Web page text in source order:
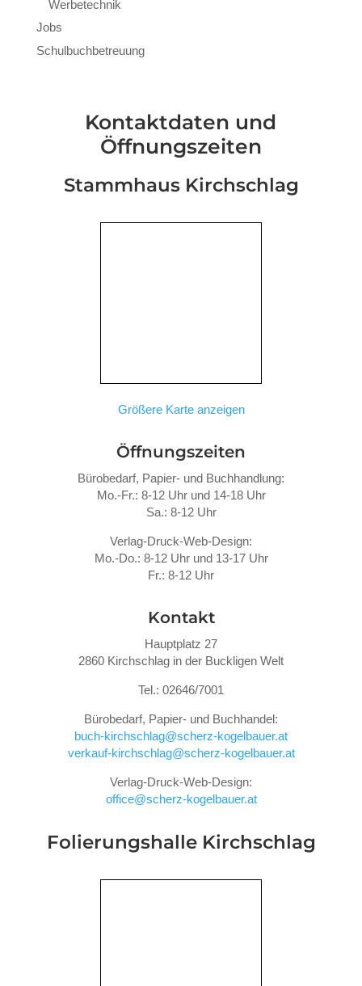
Werbetechnik
Jobs
Schulbuchbetreuung
Kontaktdaten und
Öffnungszeiten
Stammhaus Kirchschlag
Größere Karte anzeigen
Öffnungszeiten
Bürobedarf, Papier- und Buchhandlung:
Mo.-Fr.: 8-12 Uhr und 14-18 Uhr
Sa.: 8-12 Uhr
Verlag-Druck-Web-Design:
Mo.-Do.: 8-12 Uhr und 13-17 Uhr
Fr.: 8-12 Uhr
Kontakt
Hauptplatz 27
2860 Kirchschlag in der Buckligen Welt
Tel.: 02646/7001
Bürobedarf, Papier- und Buchhandel:
buch-kirchschlag@scherz-kogelbauer.at
verkauf-kirchschlag@scherz-kogelbauer.at
Verlag-Druck-Web-Design:
office@scherz-kogelbauer.at
Folierungshalle Kirchschlag